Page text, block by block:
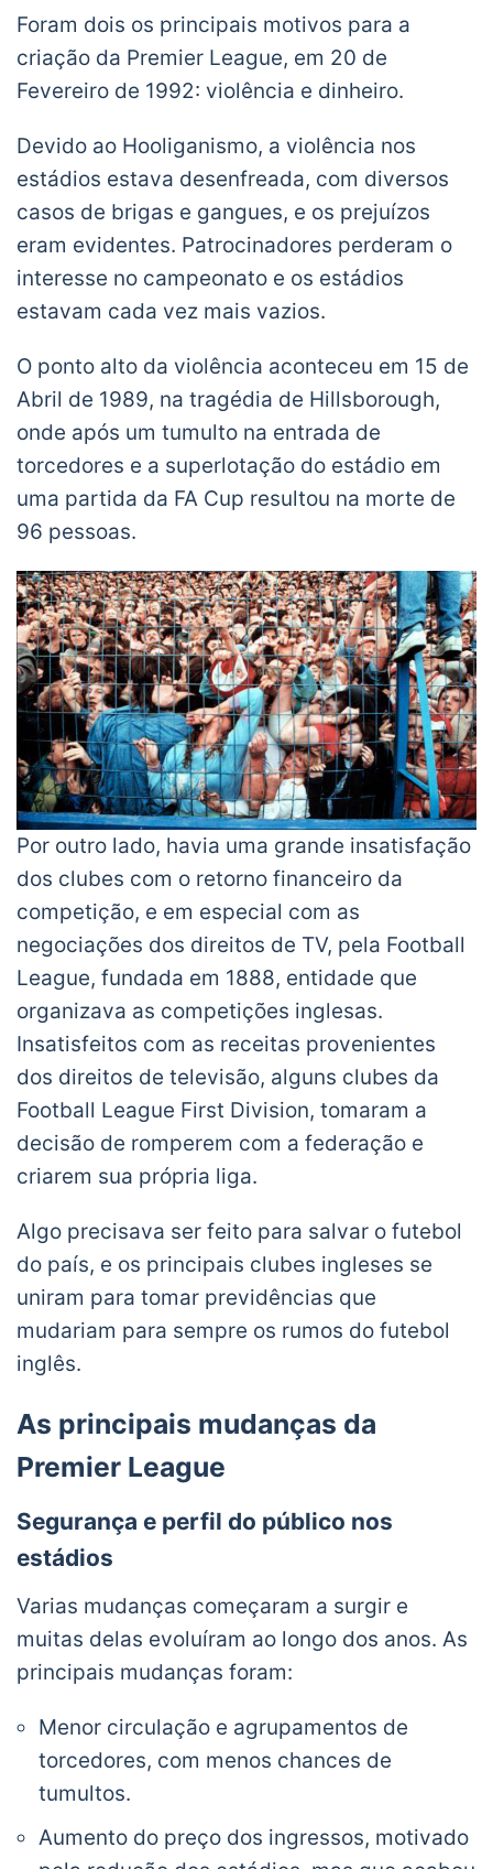
Foram dois os principais motivos para a
criação da Premier League, em 20 de
Fevereiro de 1992: violência e dinheiro.
Devido ao Hooliganismo, a violência nos
estádios estava desenfreada, com diversos
casos de brigas e gangues, e os prejuízos
eram evidentes. Patrocinadores perderam o
interesse no campeonato e os estádios
estavam cada vez mais vazios.
O ponto alto da violência aconteceu em 15 de
Abril de 1989, na tragédia de Hillsborough,
onde após um tumulto na entrada de
torcedores e a superlotação do estádio em
uma partida da FA Cup resultou na morte de
96 pessoas.
Por outro lado, havia uma grande insatisfação
dos clubes com o retorno financeiro da
competição, e em especial com as
negociações dos direitos de TV, pela Football
League, fundada em 1888, entidade que
organizava as competições inglesas.
Insatisfeitos com as receitas provenientes
dos direitos de televisão, alguns clubes da
Football League First Division, tomaram a
decisão de romperem com a federação e
criarem sua própria liga.
Algo precisava ser feito para salvar o futebol
do país, e os principais clubes ingleses se
uniram para tomar previdências que
mudariam para sempre os rumos do futebol
inglês.
As principais mudanças da
Premier League
Segurança e perfil do público nos
estádios
Varias mudanças começaram a surgir e
muitas delas evoluíram ao longo dos anos. As
principais mudanças foram:
Menor circulação e agrupamentos de
torcedores, com menos chances de
tumultos.
Aumento do preço dos ingressos, motivado